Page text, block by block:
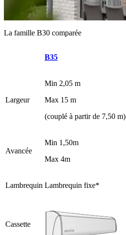
La famille B30 comparée
B35
Largeur
Min 2,05 m
Max 15 m
(couplé à partir de 7,50 m)
Avancée
Min 1,50m
Max 4m
Lambrequin Lambrequin fixe*
Cassette